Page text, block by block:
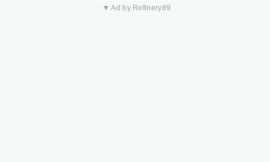
▼ Ad by Refinery89